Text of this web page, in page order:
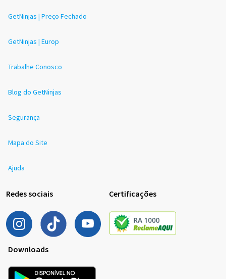
GetNinjas | Preço Fechado
GetNinjas | Europ
Trabalhe Conosco
Blog do GetNinjas
Segurança
Mapa do Site
Ajuda
Redes sociais Certificações
Downloads